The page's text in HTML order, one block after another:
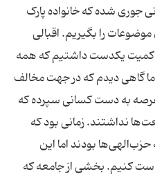
شده که خانواده پارک
موضوعات را بگیریم. اقبالی
یکدست داشتیم که همه
گاهی دیدم که در جهت مخالف
به دست کسانی سپرده که
نداشتند. زمانی بود که
بودند اما این
کنیم. بخشی از جامعه که